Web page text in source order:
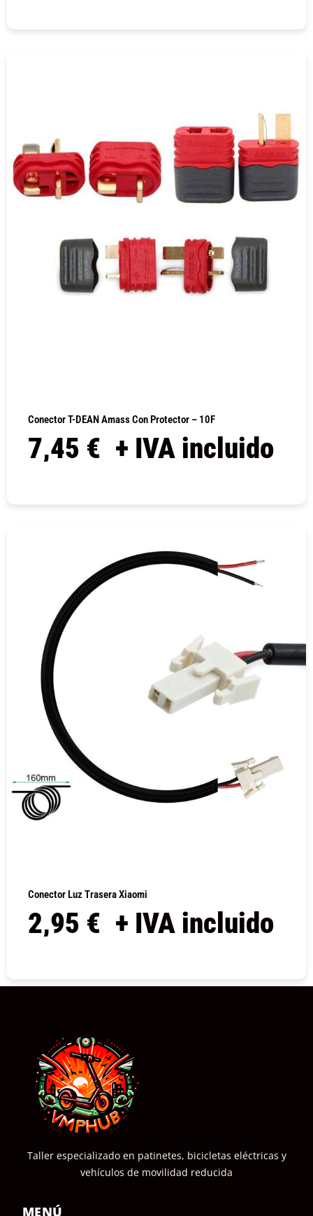
Conector T-DEAN Amass Con Protector – 10F
7,45 € + IVA incluido
Conector Luz Trasera Xiaomi
2,95 € + IVA incluido
Taller especializado en patinetes, bicicletas eléctricas y
vehículos de movilidad reducida
MENÚ